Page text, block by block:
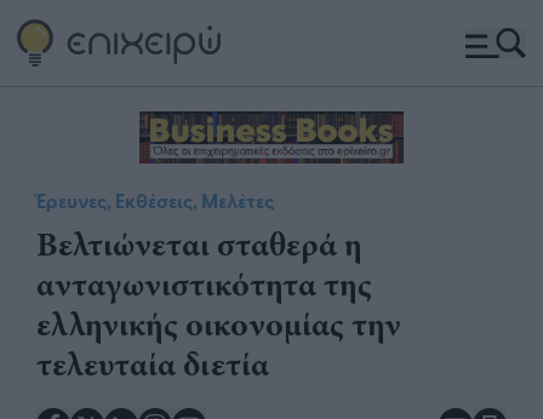
Έρευνες, Εκθέσεις, Μελέτες
Βελτιώνεται σταθερά η
ανταγωνιστικότητα της
ελληνικής οικονομίας την
τελευταία διετία